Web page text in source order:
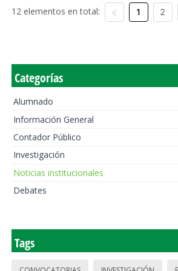
12 elementos en total: 1 2
Categorías
Alumnado
Información General
Contador Público
Investigación
Noticias institucionales
Debates
Tags